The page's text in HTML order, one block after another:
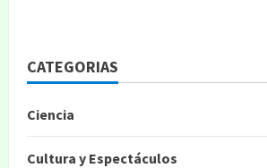
CATEGORIAS
Ciencia
Cultura y Espectáculos